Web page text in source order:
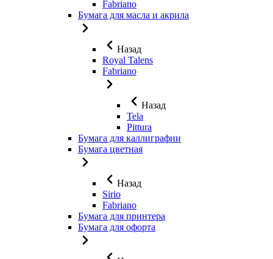
Fabriano
Бумага для масла и акрила
Назад
Royal Talens
Fabriano
Назад
Tela
Pittura
Бумага для каллиграфии
Бумага цветная
Назад
Sirio
Fabriano
Бумага для принтера
Бумага для офорта